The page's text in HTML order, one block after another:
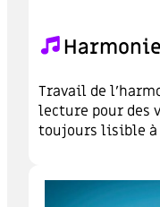
Travail de
lecture pour des
toujours lisible à